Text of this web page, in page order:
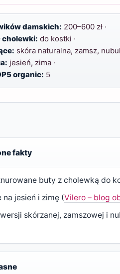
damskich: 200–600 zł ·
cholewki: do kostki ·
skóra naturalna, zamsz,
jesień, zima ·
organic: 5
fakty
buty z cholewką do
na jesień i zimę (Vilero – blog
skórzanej, zamszowej i